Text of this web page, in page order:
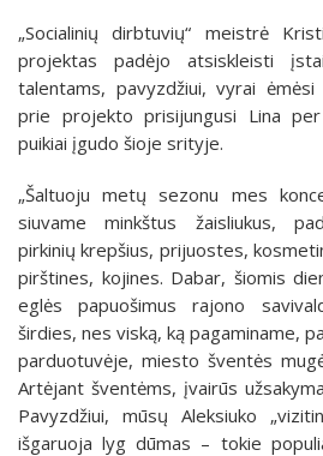
„Socialinių dirbtuvių“ meistrė
projektas padėjo atsiskleisti
talentams, pavyzdžiui, vyrai
prie projekto prisijungusi Lina
puikiai įgudo šioje srityje.
„Šaltuoju metų sezonu mes
siuvame minkštus žaisliukus,
pirkinių krepšius, prijuostes,
pirštines, kojines. Dabar, šiomis
eglės papuošimus rajono
širdies, nes viską, ką pagaminame,
parduotuvėje, miesto šventės
Artėjant šventėms, įvairūs
Pavyzdžiui, mūsų Aleksiuko
išgaruoja lyg dūmas – tokie